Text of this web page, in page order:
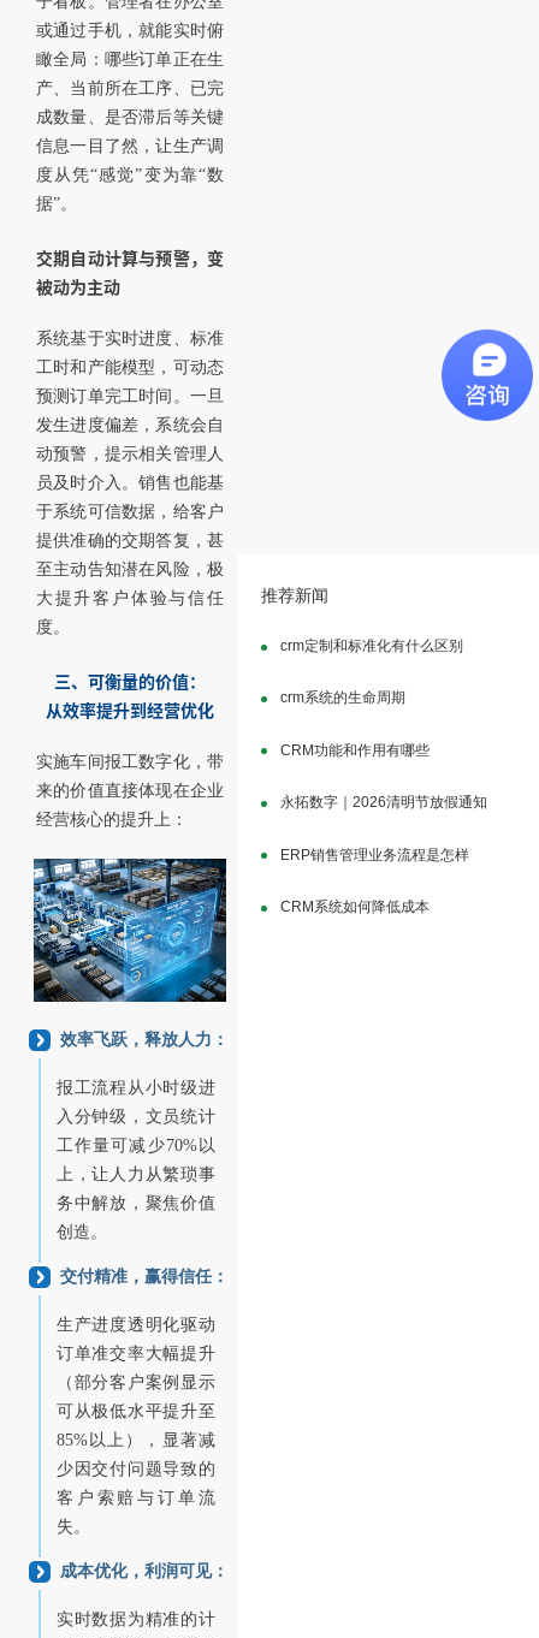
或通过手机，就能实时俯
瞰全局：哪些订单正在生
产、当前所在工序、已完
成数量、是否滞后等关键
信息一目了然，让生产调
度从凭“感觉”变为靠“数
据”。
交期自动计算与预警，变
被动为主动
系统基于实时进度、标准
工时和产能模型，可动态
预测订单完工时间。一旦
发生进度偏差，系统会自
动预警，提示相关管理人
员及时介入。销售也能基
于系统可信数据，给客户
提供准确的交期答复，甚
至主动告知潜在风险，极
大提升客户体验与信任
度。
三、可衡量的价值：
从效率提升到经营优化
实施车间报工数字化，带
来的价值直接体现在企业
经营核心的提升上：
效率飞跃，释放人力：
报工流程从小时级进
入分钟级，文员统计
工作量可减少70%以
上，让人力从繁琐事
务中解放，聚焦价值
创造。
交付精准，赢得信任：
生产进度透明化驱动
订单准交率大幅提升
（部分客户案例显示
可从极低水平提升至
85%以上），显著减
少因交付问题导致的
客户索赔与订单流
失。
成本优化，利润可见：
实时数据为精准的计
推荐新闻
crm定制和标准化有什么区别
crm系统的生命周期
CRM功能和作用有哪些
永拓数字｜2026清明节放假通知
ERP销售管理业务流程是怎样
CRM系统如何降低成本